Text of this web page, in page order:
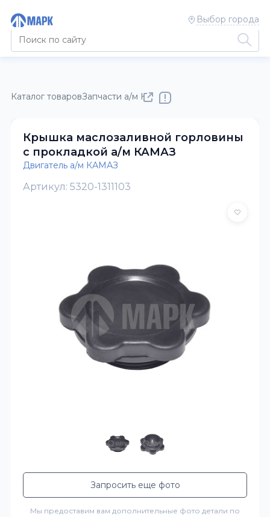
Выбор города
Каталог товаровЗапчасти а/м КАМАЗ
Крышка маслозаливной горловины
с прокладкой а/м КАМАЗ
Двигатель а/м КАМАЗ
Артикул: 5320-1311103
Запросить еще фото
Мы предоставим вам дополнительные фото детали по